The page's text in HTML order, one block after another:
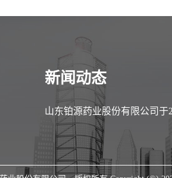
新闻动态
山东铂源药业股份有限公司于
览中心参加第89届中国医药原
易会（API China）